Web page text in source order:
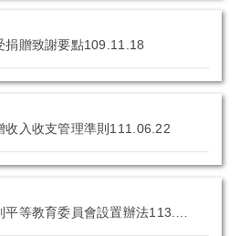
捐贈致謝要點109.11.18
收入收支管理準則111.06.22
國立東華大學性別平等教育委員會設置辦法113.6.5